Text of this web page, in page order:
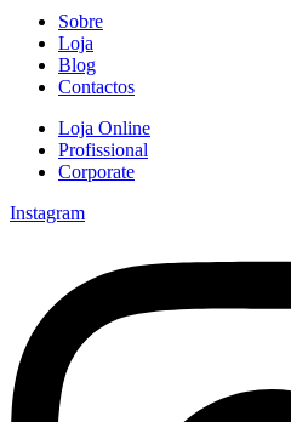
Sobre
Loja
Blog
Contactos
Loja Online
Profissional
Corporate
Instagram